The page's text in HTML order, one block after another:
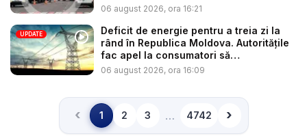
06 august 2026, ora 16:21
UPDATE
Deficit de energie pentru a treia zi la
rând în Republica Moldova. Autoritățile
fac apel la consumatori să
economisea...
06 august 2026, ora 16:09
‹Înapoi
1 2 3 … 4742 Înainte
›